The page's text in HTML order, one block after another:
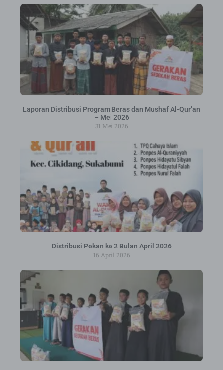
Laporan Distribusi Program Beras dan Mushaf Al-Qur’an
– Mei 2026
31 Mei 2026
Distribusi Pekan ke 2 Bulan April 2026
16 April 2026